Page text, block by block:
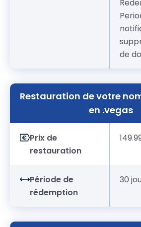
de
Restauration de votre
en .vegas
Prix de
restauration
Période de
rédemption
30